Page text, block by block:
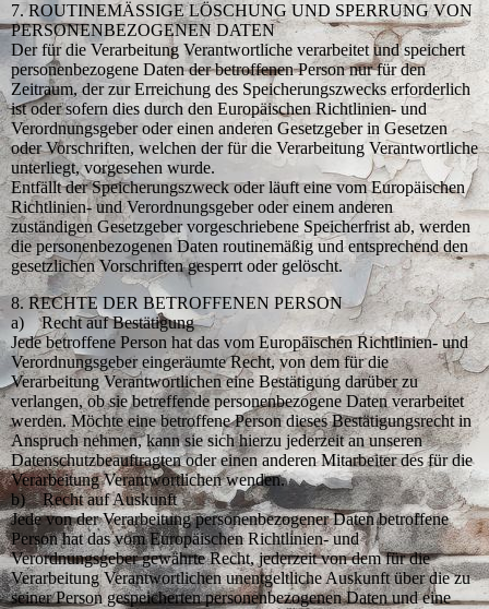
7. ROUTINEMÄSSIGE LÖSCHUNG UND SPERRUNG VON
PERSONENBEZOGENEN DATEN
Der für die Verarbeitung Verantwortliche verarbeitet und speichert
personenbezogene Daten der betroffenen Person nur für den
Zeitraum, der zur Erreichung des Speicherungszwecks erforderlich
ist oder sofern dies durch den Europäischen Richtlinien- und
Verordnungsgeber oder einen anderen Gesetzgeber in Gesetzen
oder Vorschriften, welchen der für die Verarbeitung Verantwortliche
unterliegt, vorgesehen wurde.
Entfällt der Speicherungszweck oder läuft eine vom Europäischen
Richtlinien- und Verordnungsgeber oder einem anderen
zuständigen Gesetzgeber vorgeschriebene Speicherfrist ab, werden
die personenbezogenen Daten routinemäßig und entsprechend den
gesetzlichen Vorschriften gesperrt oder gelöscht.
8. RECHTE DER BETROFFENEN PERSON
a) Recht auf Bestätigung
Jede betroffene Person hat das vom Europäischen Richtlinien- und
Verordnungsgeber eingeräumte Recht, von dem für die
Verarbeitung Verantwortlichen eine Bestätigung darüber zu
verlangen, ob sie betreffende personenbezogene Daten verarbeitet
werden. Möchte eine betroffene Person dieses Bestätigungsrecht in
Anspruch nehmen, kann sie sich hierzu jederzeit an unseren
Datenschutzbeauftragten oder einen anderen Mitarbeiter des für die
Verarbeitung Verantwortlichen wenden.
b) Recht auf Auskunft
Jede von der Verarbeitung personenbezogener Daten betroffene
Person hat das vom Europäischen Richtlinien- und
Verordnungsgeber gewährte Recht, jederzeit von dem für die
Verarbeitung Verantwortlichen unentgeltliche Auskunft über die zu
seiner Person gespeicherten personenbezogenen Daten und eine